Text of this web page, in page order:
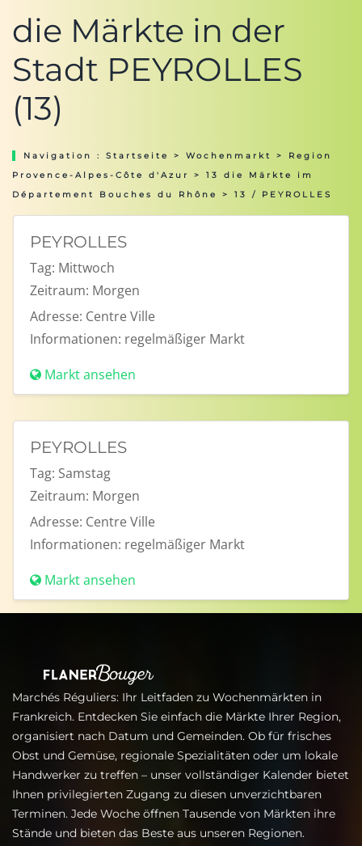
die Märkte in der
Stadt PEYROLLES
(13)
Navigation : Startseite > Wochenmarkt > Region
Provence-Alpes-Côte d'Azur
> 13 die Märkte im
Département Bouches du Rhône
> 13 / PEYROLLES
PEYROLLES
Tag: Mittwoch
Zeitraum: Morgen
Adresse: Centre Ville
Informationen: regelmäßiger Markt
Markt ansehen
PEYROLLES
Tag: Samstag
Zeitraum: Morgen
Adresse: Centre Ville
Informationen: regelmäßiger Markt
Markt ansehen
Marchés Réguliers: Ihr Leitfaden zu Wochenmärkten in
Frankreich. Entdecken Sie einfach die Märkte Ihrer Region,
organisiert nach Datum und Gemeinden. Ob für frisches
Obst und Gemüse, regionale Spezialitäten oder um lokale
Handwerker zu treffen – unser vollständiger Kalender bietet
Ihnen privilegierten Zugang zu diesen unverzichtbaren
Terminen. Jede Woche öffnen Tausende von Märkten ihre
Stände und bieten das Beste aus unseren Regionen.